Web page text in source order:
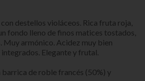
destellos violáceos. Rica fruta roja,
fondo lleno de finos matices tostados,
Muy armónico. Acidez muy bien
Elegante y frutal.
barrica de roble francés (50%) y